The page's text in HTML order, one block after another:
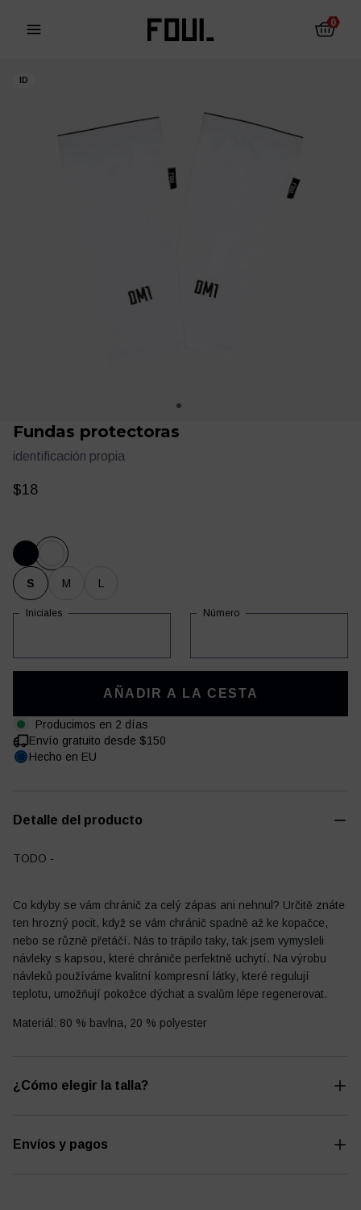
0
ID
Fundas protectoras
identificación propia
$18
S M L
Iniciales Número
AÑADIR A LA CESTA
Producimos en 2 días
Envío gratuito desde $150
Hecho en EU
Detalle del producto
TODO -
Co kdyby se vám chránič za celý zápas ani nehnul? Určitě znáte
ten hrozný pocit, když se vám chránič spadně až ke kopačce,
nebo se různě přetáčí. Nás to trápilo taky, tak jsem vymysleli
návleky s kapsou, které chrániče perfektně uchytí. Na výrobu
návleků používáme kvalitní kompresní látky, které regulují
teplotu, umožňují pokožce dýchat a svalům lépe regenerovat.
Materiál: 80 % bavlna, 20 % polyester
¿Cómo elegir la talla?
Envíos y pagos